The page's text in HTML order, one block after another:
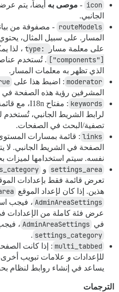
icon
- موصى به أيضاً، يتم
الجانبي.
routeModels
المسار. على سبيل المثال،
على معلمة مسار :type ، لذا
["components"] . تُستخدم
الذي تظهر به معلمات المسار.
moderator : اضبط هذا على
المشرفين رؤية هذه الصفحة في
keywords : مفتاح I18n، مع قائمة مفاتيح بحث مفصولة بـ
لرابط الشريط الجانبي،
تصفية/البحث في الصفحات.
links : قائمة بمسارات
الصفحة في الشريط الجانبي. لا
نفسه. سيتم استخدامها لميزات
settings_area و
تعرض قائمة فقط بإعدادات
هذين. إذا كان لإعداد الموقع
AdminAreaSettings ، فيجب
عرض فئة كاملة من الإعدادات
في AdminAreaSettings ،
settings_category
.
multi_tabbed : إذا كانت
للإعدادات و
يساعد في إنشاء روابط لنظام
الترجمات